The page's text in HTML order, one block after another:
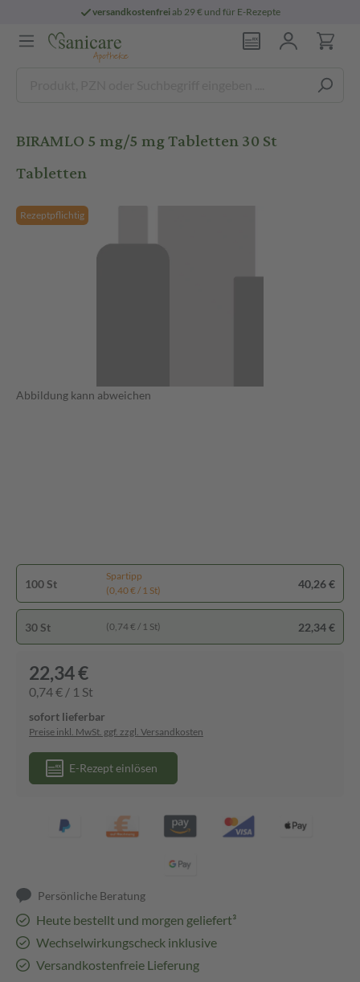
versandkostenfreiab 29 € und für E-Rezepte
BIRAMLO 5 mg/5 mg Tabletten 30 St
Tabletten
Rezeptpflichtig
Abbildung kann abweichen
100 St
Spartipp
(0,40 € / 1 St)
40,26 €
30 St (0,74 € / 1 St) 22,34 €
22,34 €
0,74 € / 1 St
sofort lieferbar
Preise inkl. MwSt. ggf. zzgl. Versandkosten
E-Rezept einlösen
Persönliche Beratung
Heute bestellt und morgen geliefert³
Wechselwirkungscheck inklusive
Versandkostenfreie Lieferung